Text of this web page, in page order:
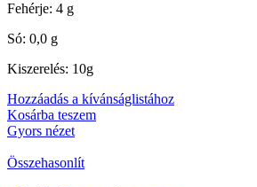
Fehérje: 4 g
Só: 0,0 g
Kiszerelés: 10g
Hozzáadás a kívánságlistához
Kosárba teszem
Gyors nézet
Összehasonlít